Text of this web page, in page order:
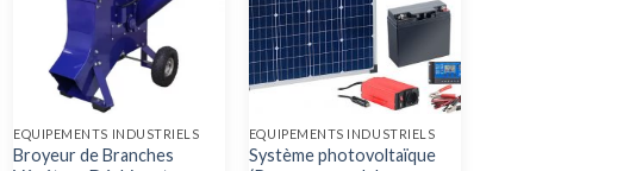
EQUIPEMENTS INDUSTRIELS
Broyeur de Branches
EQUIPEMENTS INDUSTRIELS
Système photovoltaïque